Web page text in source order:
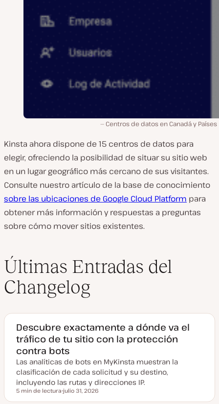
Centros de datos en Canadá y Países
Kinsta ahora dispone de 15 centros de datos para
elegir, ofreciendo la posibilidad de situar su sitio web
en un lugar geográfico más cercano de sus visitantes.
Consulte nuestro artículo de la base de conocimiento
sobre las ubicaciones de Google Cloud Platform para
obtener más información y respuestas a preguntas
sobre cómo mover sitios existentes.
Últimas Entradas del
Changelog
Descubre exactamente a dónde va el
tráfico de tu sitio con la protección
contra bots
Las analíticas de bots en MyKinsta muestran la
clasificación de cada solicitud y su destino,
incluyendo las rutas y direcciones IP.
Tiempo de lectura
5 min de lectura julio 31, 2026